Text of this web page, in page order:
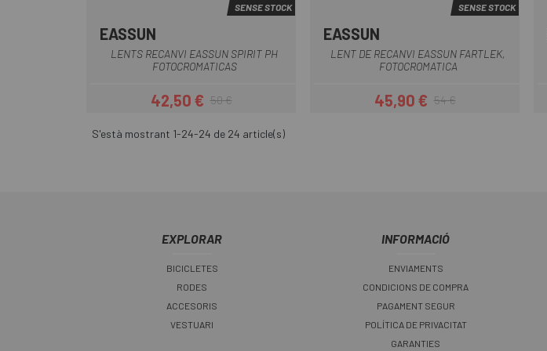
SENSE STOCK
EASSUN
LENTS RECANVI EASSUN SPIRIT PH
FOTOCROMATICAS
Preu
42,50 €Preu regular
50 €
SENSE STOCK
EASSUN
LENT DE RECANVI EASSUN FARTLEK,
FOTOCROMATICA
Preu
45,90 €Preu regular
54 €
S'està mostrant 1-24-24 de 24 article(s)
EXPLORAR
BICICLETES
RODES
ACCESORIS
VESTUARI
INFORMACIÓ
ENVIAMENTS
CONDICIONS DE COMPRA
PAGAMENT SEGUR
POLÍTICA DE PRIVACITAT
GARANTIES